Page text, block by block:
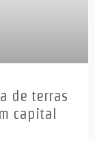
de terras
capital